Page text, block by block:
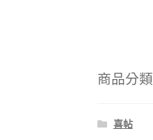
商品分類
喜帖